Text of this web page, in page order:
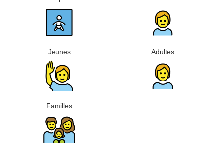
Jeunes Adultes
Familles